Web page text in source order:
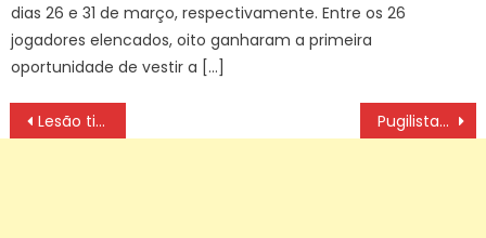
dias 26 e 31 de março, respectivamente. Entre os 26
jogadores elencados, oito ganharam a primeira
oportunidade de vestir a […]
Navegação
de
Lesão tira meio-campista Ana Vitória da disputa da Copa América Pugilistas do Brasil garantem cinco finais em etapa da Copa do Mundo